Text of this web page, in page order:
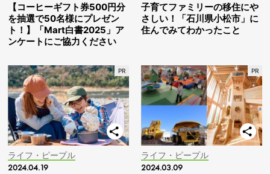
【コーヒーギフト券500円分
を抽選で50名様にプレゼン
ト！】「Mart白書2025」ア
ンケートにご協力ください
子育てファミリーの移住にや
さしい！「石川県小松市」に
住んでみてわかったこと
ライフ・ピープル
2024.04.19
ライフ・ピープル
2024.03.09